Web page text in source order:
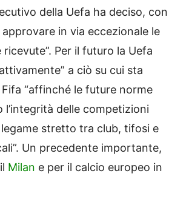
della Uefa ha deciso, con
in via eccezionale le
Per il futuro la Uefa
a ciò su cui sta
“affinché le future norme
l’integrità delle competizioni
stretto tra club, tifosi e
Un precedente importante,
Milan e per il calcio europeo in